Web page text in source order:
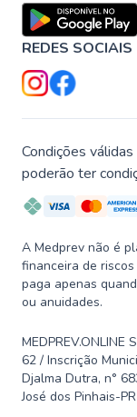
REDES SOCIAIS
Condições
poderão ter
A Medprev não é
financeira de
paga apenas
ou anuidades.
MEDPREV.ONLINE
62 / Inscrição
Djalma Dutra, n°
José dos Pinhais-PR